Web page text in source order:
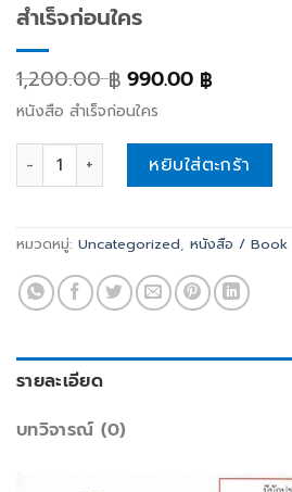
สำเร็จก่อนใคร
1,200.00฿ 990.00 ฿
หนังสือ สำเร็จก่อนใคร
สำเร็จก่อนใคร quantityหยิบใส่ตะกร้า
หมวดหมู่: Uncategorized, หนังสือ / Book
รายละเอียด
บทวิจารณ์ (0)